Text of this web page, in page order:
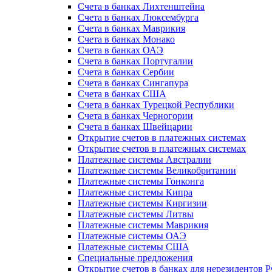
Счета в банках Лихтенштейна
Счета в банках Люксембурга
Счета в банках Маврикия
Счета в банках Монако
Счета в банках ОАЭ
Счета в банках Португалии
Счета в банках Сербии
Счета в банках Сингапура
Счета в банках США
Счета в банках Турецкой Республики
Счета в банках Черногории
Счета в банках Швейцарии
Открытие счетов в платежных системах
Открытие счетов в платежных системах
Платежные системы Австралии
Платежные системы Великобритании
Платежные системы Гонконга
Платежные системы Кипра
Платежные системы Киргизии
Платежные системы Литвы
Платежные системы Маврикия
Платежные системы ОАЭ
Платежные системы США
Специальные предложения
Открытие счетов в банках для нерезидентов